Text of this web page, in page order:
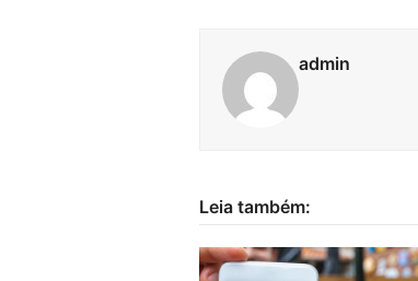
admin
Leia também: